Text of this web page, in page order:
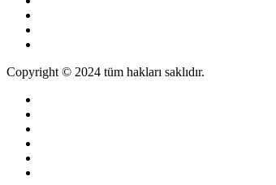
Copyright © 2024 tüm hakları saklıdır.